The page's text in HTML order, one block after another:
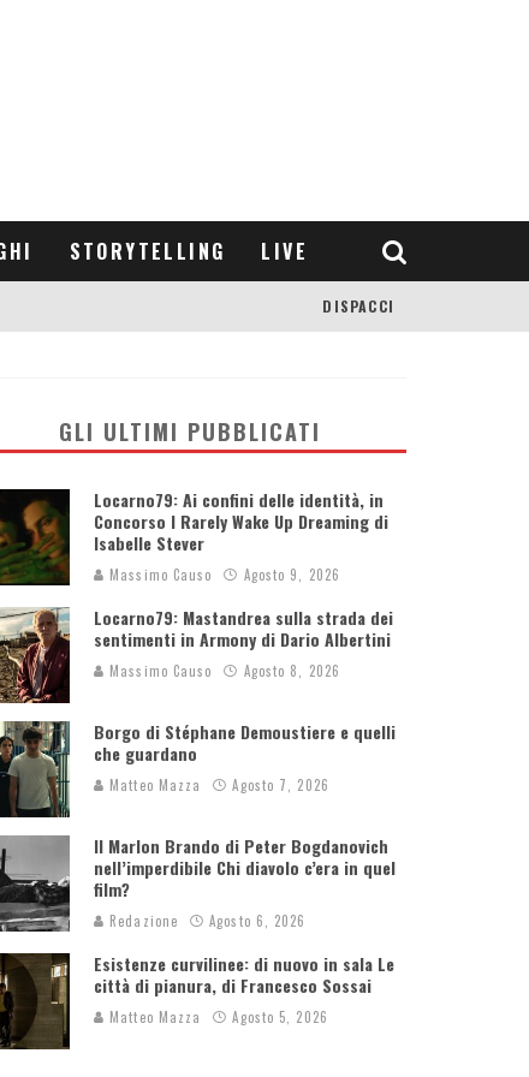
STORYTELLING LIVE
DISPACCI
GLI ULTIMI PUBBLICATI
Locarno79: Ai confini delle identità, in
Concorso I Rarely Wake Up Dreaming di
Isabelle Stever
Massimo Causo Agosto 9, 2026
Locarno79: Mastandrea sulla strada dei
sentimenti in Armony di Dario Albertini
Massimo Causo Agosto 8, 2026
Borgo di Stéphane Demoustiere e quelli
che guardano
Matteo Mazza Agosto 7, 2026
Il Marlon Brando di Peter Bogdanovich
nell’imperdibile Chi diavolo c’era in quel
film?
Redazione Agosto 6, 2026
Esistenze curvilinee: di nuovo in sala Le
città di pianura, di Francesco Sossai
Matteo Mazza Agosto 5, 2026